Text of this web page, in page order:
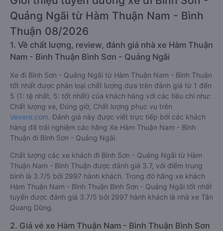
Quảng Ngãi từ Hàm Thuận Nam - Bình
Thuận 08/2026
1. Về chất lượng, review, đánh giá nhà xe Hàm Thuận
Nam - Bình Thuận Bình Sơn - Quảng Ngãi
Xe đi Bình Sơn - Quảng Ngãi từ Hàm Thuận Nam - Bình Thuận
tốt nhất được phân loại chất lượng dựa trên đánh giá từ 1 đến
5 (1: tệ nhất, 5: tốt nhất) của khách hàng với các tiêu chí như:
Chất lượng xe, Đúng giờ, Chất lượng phục vụ trên
Vexere.com. Đánh giá này được viết trực tiếp bởi các khách
hàng đã trải nghiệm các hãng Xe Hàm Thuận Nam - Bình
Thuận đi Bình Sơn - Quảng Ngãi.
Chất lượng các xe khách đi Bình Sơn - Quảng Ngãi từ Hàm
Thuận Nam - Bình Thuận được đánh giá 3.7, với điểm trung
bình là 3.7/5 bởi 2997 hành khách. Trong đó hãng xe khách
Hàm Thuận Nam - Bình Thuận Bình Sơn - Quảng Ngãi tốt nhất
tuyến được đánh giá 3.7/5 bởi 2997 hành khách là nhà xe Tân
Quang Dũng.
2. Giá vé xe Hàm Thuận Nam - Bình Thuận Bình Sơn